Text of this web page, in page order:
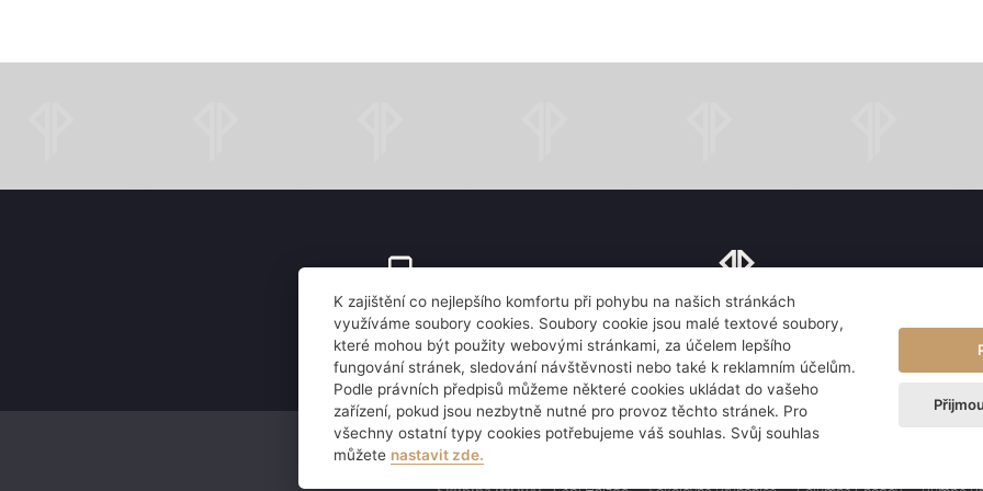
zavolejte
+420 220 188 610
najdete nás
Květnové nám. 53, 252 43 Průhonice
Právní informace Informace o zpracování osobních údajů Rezervujte si pokoj
K zajištění co nejlepšího komfortu při pohybu na našich stránkách
využíváme soubory cookies. Soubory cookie jsou malé textové soubory,
které mohou být použity webovými stránkami, za účelem lepšího
fungování stránek, sledování návštěvnosti nebo také k reklamním účelům.
Podle právních předpisů můžeme některé cookies ukládat do vašeho
zařízení, pokud jsou nezbytně nutné pro provoz těchto stránek. Pro
všechny ostatní typy cookies potřebujeme váš souhlas. Svůj souhlas
můžete nastavit zde.